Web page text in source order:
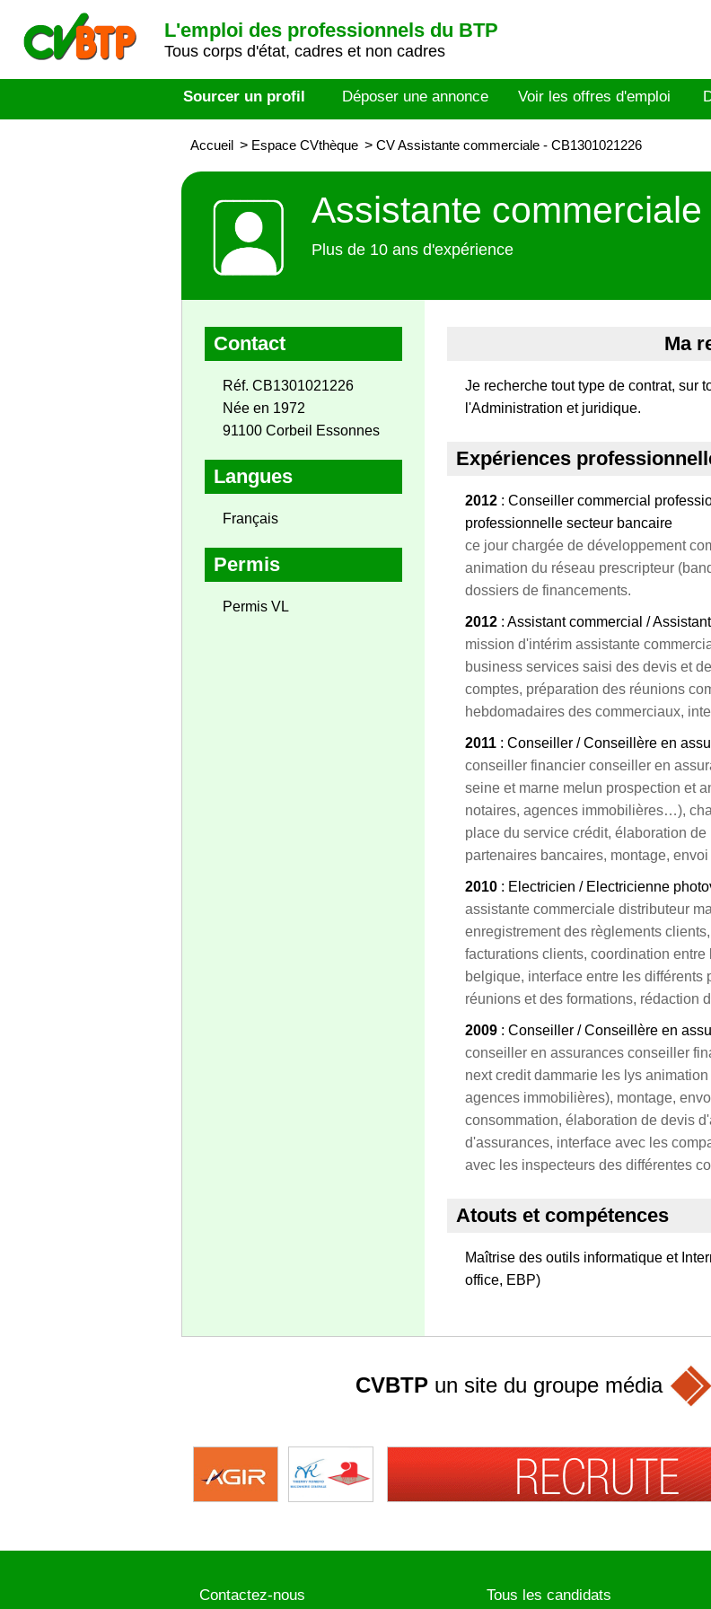
L'emploi des professionnels du BTP
Tous corps d'état, cadres et non cadres
Sourcer un profil Déposer une annonce Voir les offres d'emploi
Accueil > Espace CVthèque > CV Assistante commerciale - CB1301021226
Assistante commerciale
Plus de 10 ans d'expérience
Contact
Réf. CB1301021226
Née en 1972
91100 Corbeil Essonnes
Langues
Français
Permis
Permis VL
Ma
Je recherche tout type de contrat, sur
l'Administration et juridique.
Expériences
2012 : Conseiller commercial
professionnelle secteur bancaire
ce jour chargée de développement
animation du réseau prescripteur
dossiers de financements.
2012 : Assistant commercial /
mission d'intérim assistante
business services saisi des devis et
comptes, préparation des réunions
hebdomadaires des commerciaux,
2011 : Conseiller / Conseillère en
conseiller financier conseiller en
seine et marne melun prospection et
notaires, agences immobilières…),
place du service crédit, élaboration
partenaires bancaires, montage,
2010 : Electricien / Electricienne
assistante commerciale distributeur
enregistrement des règlements
facturations clients, coordination
belgique, interface entre les
réunions et des formations, rédaction
2009 : Conseiller / Conseillère en
conseiller en assurances conseiller
next credit dammarie les lys
agences immobilières), montage,
consommation, élaboration de devis
d'assurances, interface avec les
avec les inspecteurs des différentes
Atouts et compétences
Maîtrise des outils informatique et
office, EBP)
CVBTP un site du groupe média
Contactez-nous Tous les candidats